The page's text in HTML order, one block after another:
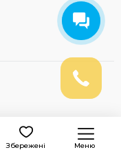
Збережені Меню